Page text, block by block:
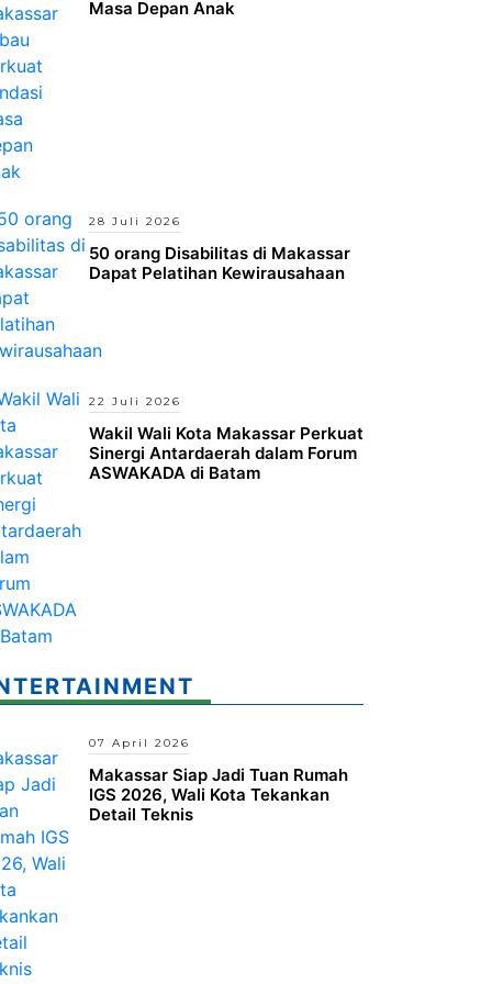
Masa Depan Anak
28 Juli 2026
50 orang Disabilitas di Makassar
Dapat Pelatihan Kewirausahaan
22 Juli 2026
Wakil Wali Kota Makassar Perkuat
Sinergi Antardaerah dalam Forum
ASWAKADA di Batam
07 April 2026
Makassar Siap Jadi Tuan Rumah
IGS 2026, Wali Kota Tekankan
Detail Teknis